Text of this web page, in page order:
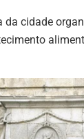
da cidade